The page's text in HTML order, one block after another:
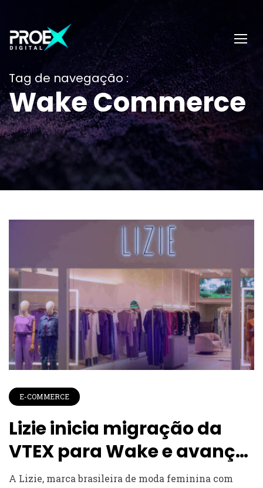
Tag de navegação :
Wake Commerce
E-COMMERCE
Lizie inicia migração da
VTEX para Wake e avança
para o unified commerce
A Lizie, marca brasileira de moda feminina com